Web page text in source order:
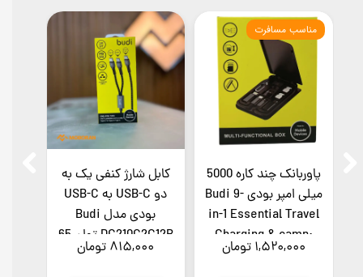
کابل شارژ کنفی یک به
دو ‌USB-C به ‌USB-C
بودی مدل Budi
DC210C2C12B توان 65
وات طول 1.2 متر
۸۱۵,۰۰۰ تومان
پاوربانک چند کاره 5000
میلی امپر بودی Budi 9-
in-1 Essential Travel
Charging & camp;
Data
۱,۵۲۰,۰۰۰ تومان
مناسب مسافرت